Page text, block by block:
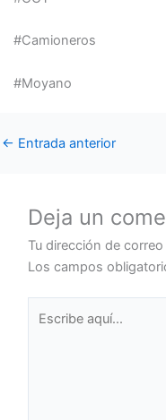
#Camioneros
#Moyano
← Entrada anterior
Deja un
Tu dirección de
Los campos
aquí...